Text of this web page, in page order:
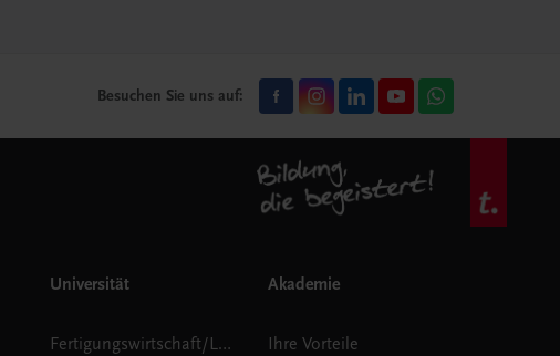
Besuchen Sie uns auf:
Universität
Fertigungswirtschaft/Logistik
Akademie
Ihre Vorteile